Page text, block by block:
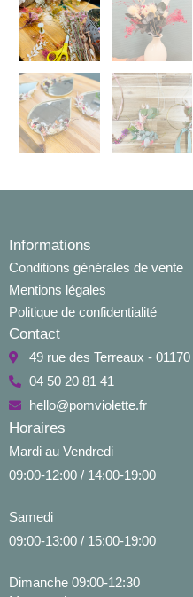
Informations
Conditions générales de vente
Mentions légales
Politique de confidentialité
Contact
49 rue des Terreaux -
04 50 20 81 41
hello@pomviolette.fr
Horaires
Mardi au Vendredi
09:00-12:00 / 14:00-19:00
Samedi
09:00-13:00 / 15:00-19:00
Dimanche 09:00-12:30